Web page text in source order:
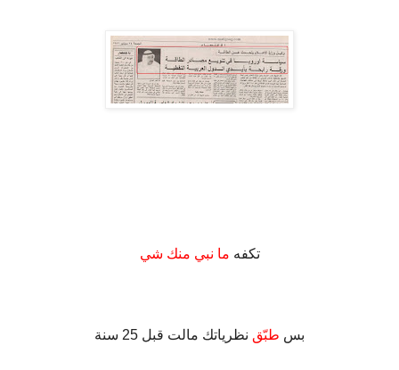
تكفه ما نبي منك شي
بس طبّق نظرياتك مالت قبل 25 سنة